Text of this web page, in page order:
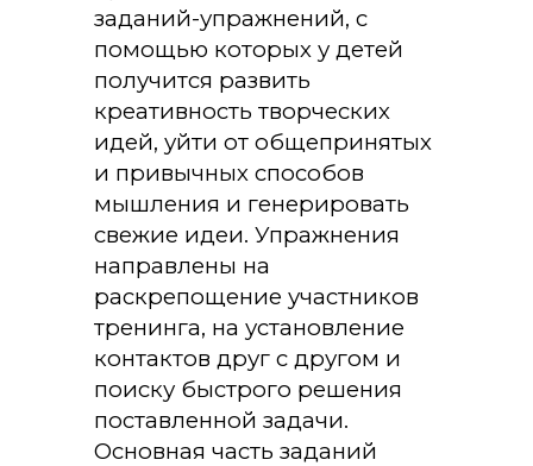
заданий-упражнений, с
помощью которых у детей
получится развить
креативность творческих
идей, уйти от общепринятых
и привычных способов
мышления и генерировать
свежие идеи. Упражнения
направлены на
раскрепощение участников
тренинга, на установление
контактов друг с другом и
поиску быстрого решения
поставленной задачи.
Основная часть заданий